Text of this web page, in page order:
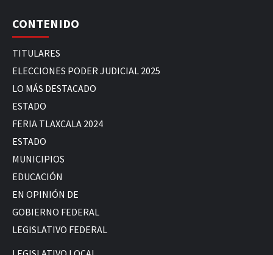
CONTENIDO
TITULARES
ELECCIONES PODER JUDICIAL 2025
LO MÁS DESTACADO
ESTADO
FERIA TLAXCALA 2024
ESTADO
MUNICIPIOS
EDUCACIÓN
EN OPINIÓN DE
GOBIERNO FEDERAL
LEGISLATIVO FEDERAL